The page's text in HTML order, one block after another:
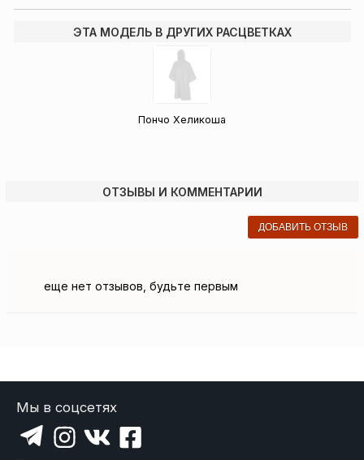
ЭТА МОДЕЛЬ В ДРУГИХ РАСЦВЕТКАХ
Пончо Хеликоша
ОТЗЫВЫ И КОММЕНТАРИИ
ДОБАВИТЬ ОТЗЫВ
еще нет отзывов, будьте первым
Мы в соцсетях